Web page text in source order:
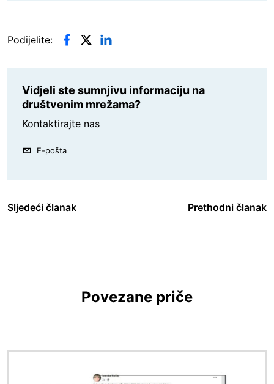
Podijelite:
Vidjeli ste sumnjivu informaciju na
društvenim mrežama?
Kontaktirajte nas
E-pošta
Sljedeći članak Prethodni članak
Povezane priče